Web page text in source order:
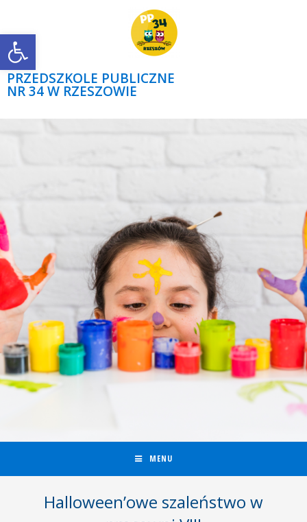
Open toolbar
PRZEDSZKOLE PUBLICZNE
NR 34 W RZESZOWIE
MENU
Halloween’owe szaleństwo w